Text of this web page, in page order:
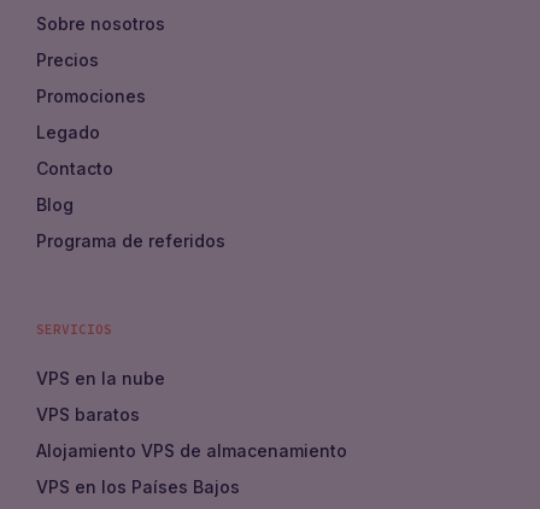
Sobre nosotros
Precios
Promociones
Legado
Contacto
Blog
Programa de referidos
SERVICIOS
VPS en la nube
VPS baratos
Alojamiento VPS de almacenamiento
VPS en los Países Bajos